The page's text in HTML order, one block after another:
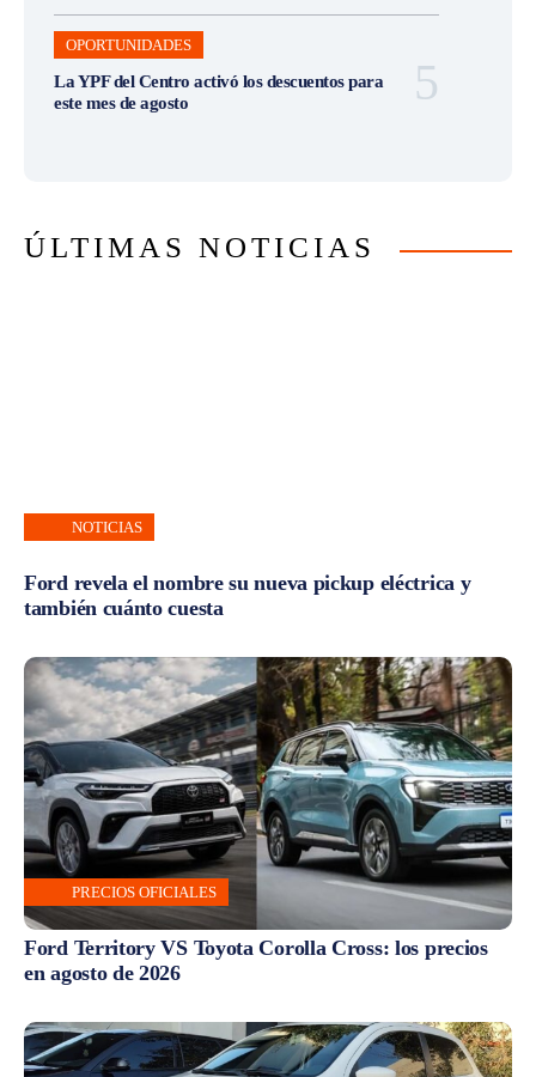
OPORTUNIDADES
La YPF del Centro activó los descuentos para
este mes de agosto
ÚLTIMAS NOTICIAS
NOTICIAS
Ford revela el nombre su nueva pickup eléctrica y
también cuánto cuesta
PRECIOS OFICIALES
Ford Territory VS Toyota Corolla Cross: los precios
en agosto de 2026